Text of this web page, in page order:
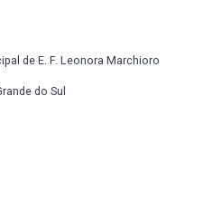
de E. F. Leonora Marchioro
do Sul